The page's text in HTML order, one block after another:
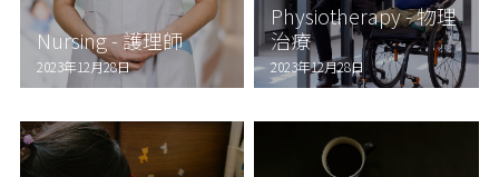
Nursing - 護理師
2023年12月28日
Physiotherapy - 物理
治療
2023年12月28日